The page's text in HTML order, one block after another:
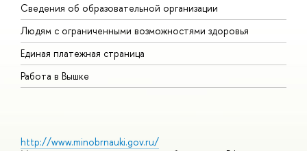
Сведения об образовательной организации
Людям с ограниченными возможностями здоровья
Единая платежная страница
Работа в Вышке
http://www.minobrnauki.gov.ru/